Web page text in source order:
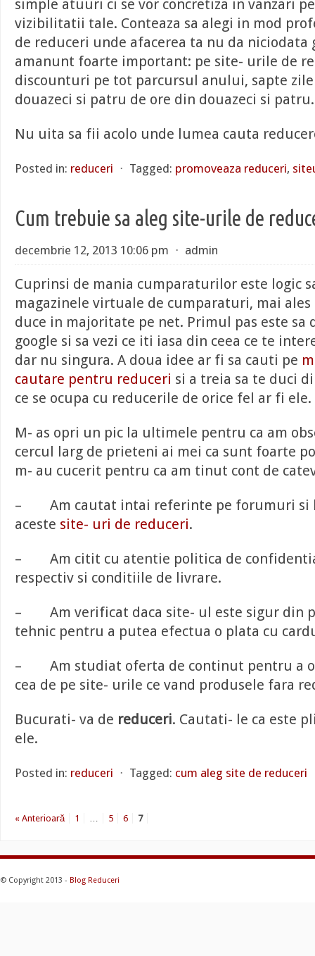
simple atuuri ci se vor concretiza in vanzari
vizibilitatii tale. Conteaza sa alegi in mod
de reduceri unde afacerea ta nu da niciodata
amanunt foarte important: pe site- urile de
discounturi pe tot parcursul anului, sapte
douazeci si patru de ore din douazeci si patru.
Nu uita sa fii acolo unde lumea cauta
Posted in: reduceri ⋅ Tagged: promoveaza reduceri,
Cum trebuie sa aleg site-urile de
decembrie 12, 2013 10:06 pm ⋅ admin
Cuprinsi de mania cumparaturilor este logic
magazinele virtuale de cumparaturi, mai
duce in majoritate pe net. Primul pas este sa
google si sa vezi ce iti iasa din ceea ce te
dar nu singura. A doua idee ar fi sa cauti pe
cautare pentru reduceri si a treia sa te duci
ce se ocupa cu reducerile de orice fel ar fi ele.
M- as opri un pic la ultimele pentru ca am
cercul larg de prieteni ai mei ca sunt foarte
m- au cucerit pentru ca am tinut cont de
– Am cautat intai referinte pe forumuri si
aceste site- uri de reduceri.
– Am citit cu atentie politica de
respectiv si conditiile de livrare.
– Am verificat daca site- ul este sigur din
tehnic pentru a putea efectua o plata cu
– Am studiat oferta de continut pentru a o
cea de pe site- urile ce vand produsele fara
Bucurati- va de reduceri. Cautati- le ca este
ele.
Posted in: reduceri ⋅ Tagged: cum aleg site de reduceri
« Anterioară 1 … 5 6 7
© Copyright 2013 - Blog Reduceri